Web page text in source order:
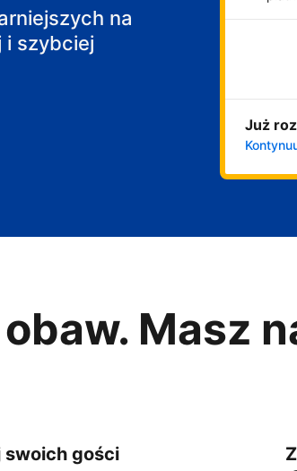
na
i szybciej
Już
Masz
swoich gości